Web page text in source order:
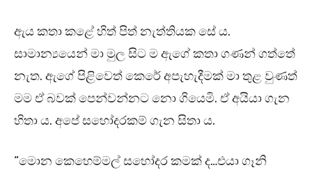
ඇය කතා කළේ හිත් පිත් නැත්තියක සේ ය.
සාමාන්‍යයෙන් මා මුල සිට ම ඇගේ කතා ගණන් ගත්තේ
නැත. ඇගේ පිළිවෙත් කෙරේ අපැහැදීමක් මා තුළ වුණත්
මම ඒ බවක් පෙන්වන්නට නො ගියෙමි. ඒ අයියා ගැන
හිතා ය. අපේ සහෝදරකම් ගැන සිතා ය.
“මොන කෙහෙම්මල් සහෝදර කමක් ද…එයා ගෑනි